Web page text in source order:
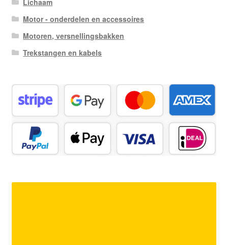
Lichaam
Motor - onderdelen en accessoires
Motoren, versnellingsbakken
Trekstangen en kabels